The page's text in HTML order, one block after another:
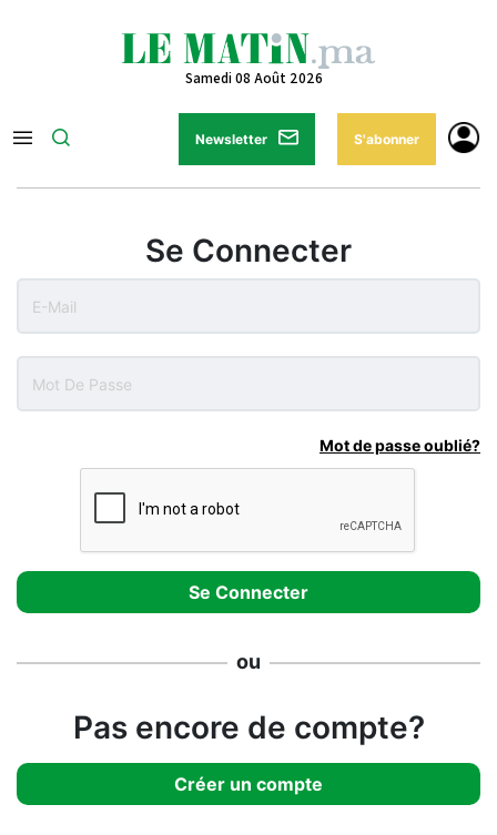
Samedi 08 Août 2026
Newsletter S'abonner
Se Connecter
Mot de passe oublié?
ou
Pas encore de compte?
Créer un compte